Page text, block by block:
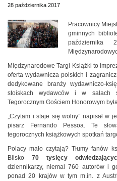
28 października 2017
Pracownicy
gminnych
Międzynarodowe Targi Książki to
oferta wydawnicza polskich i
dedykowane branży wydawniczo-
stoiskach wydawców i w salach
Tegorocznym Gościem Honorowym
„Czytam i staje się wolny” napisał w
pisarz Fernando Pessoa. Te
tegorocznych książkowych spotkań
Polacy mało czytają? Tłumy fanów
Blisko 70 tysięcy
dziennikarzy, niemal 760 autorów i
ponad 20 krajów w tym m.in. z